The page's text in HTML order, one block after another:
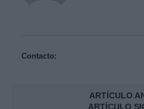
Contacto:
ARTÍCULO
ARTÍCULO